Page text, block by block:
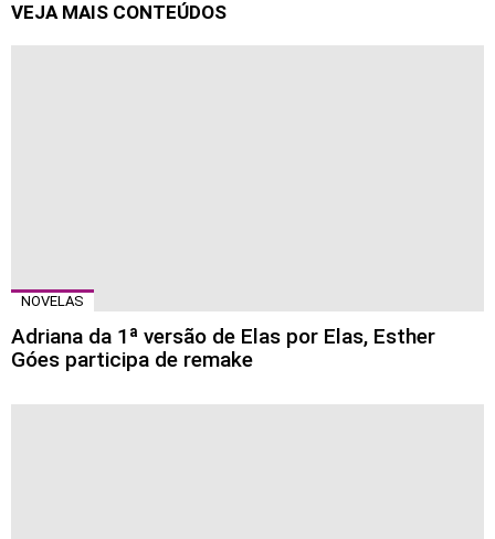
VEJA MAIS CONTEÚDOS
NOVELAS
Adriana da 1ª versão de Elas por Elas, Esther
Góes participa de remake